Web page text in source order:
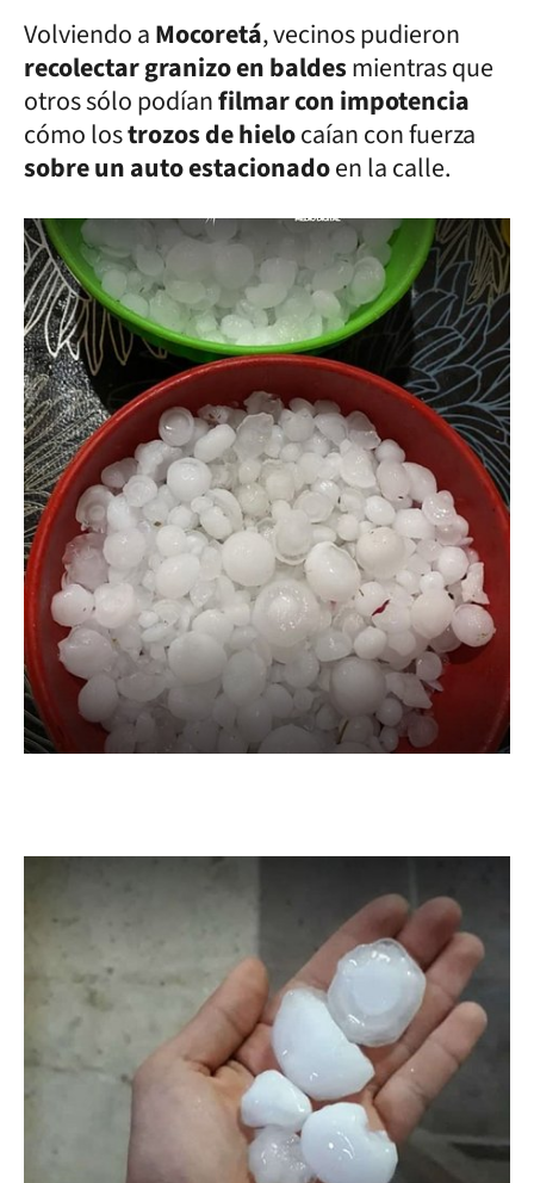
Volviendo aMocoretá, vecinos pudieron
recolectar granizo en baldesmientras que
otros sólo podíanfilmar con impotencia
cómo lostrozos de hielocaían con fuerza
sobre un auto estacionadoen la calle.